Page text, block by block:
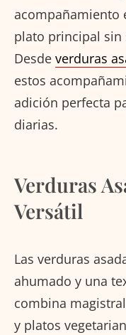
acompañamiento
plato principal sin
Desde verduras
estos
adición perfecta
diarias.
Verduras
Versátil
Las verduras
ahumado y una
combina
y platos